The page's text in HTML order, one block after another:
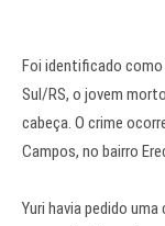
Foi identificado como
Sul/RS, o jovem
cabeça. O crime
Campos, no bairro
Yuri havia pedido